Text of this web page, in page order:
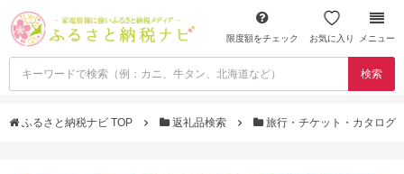
限度額をチェック お気に入り メニュー
検索
ふるさと納税ナビ TOP 返礼品検索 旅行・チケット・カタログ